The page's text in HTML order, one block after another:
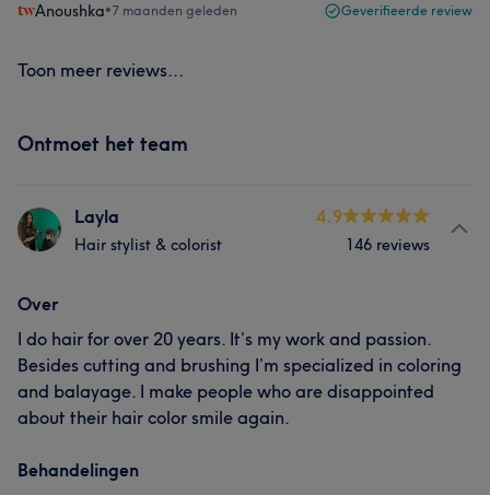
Anoushka•7 maanden geleden Geverifieerde review
Toon meer reviews...
Ontmoet het team
Layla
Hair stylist & colorist
4.9
146 reviews
Over
I do hair for over 20 years. It’s my work and passion.
Besides cutting and brushing I’m specialized in coloring
and balayage. I make people who are disappointed
about their hair color smile again.
Behandelingen